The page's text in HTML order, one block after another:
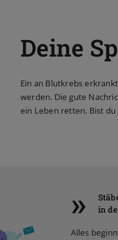
Deine
Ein an Blutkrebs
werden. Die gute
ein Leben retten. Bist du
»
in
Alles